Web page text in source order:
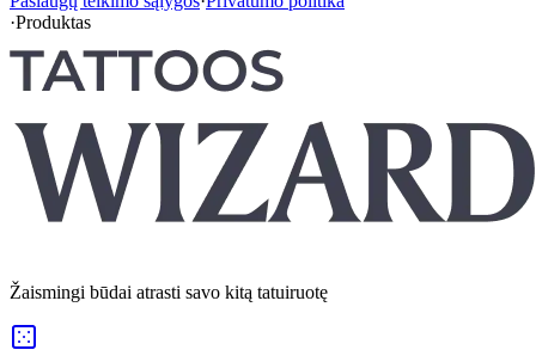
·Produktas
Žaismingi būdai atrasti savo kitą tatuiruotę